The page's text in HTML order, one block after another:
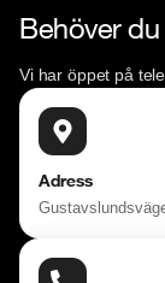
Behöver
Vi har öppet på
Adress